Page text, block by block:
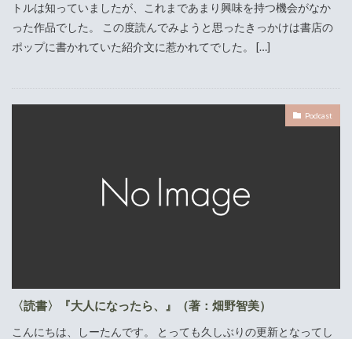
トルは知っていましたが、これまであまり興味を持つ機会がなか
った作品でした。 この度読んでみようと思ったきっかけは書店の
ポップに書かれていた紹介文に惹かれてでした。 […]
Podcast
〈読書〉『大人になったら、』（著：畑野智美）
こんにちは、しーたんです。 とっても久しぶりの更新となってし